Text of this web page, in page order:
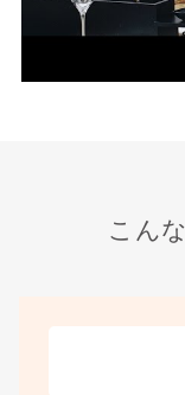
こん